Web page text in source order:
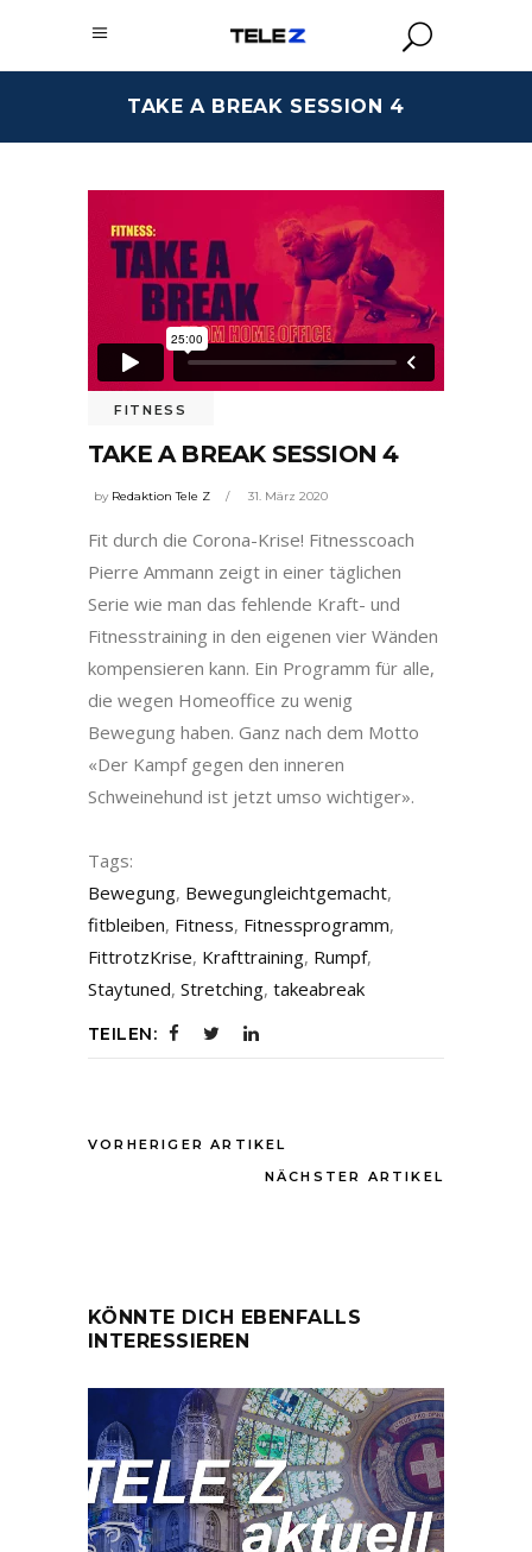
TAKE A BREAK SESSION 4
FITNESS
TAKE A BREAK SESSION 4
by Redaktion Tele Z 31. März 2020
Fit durch die Corona-Krise! Fitnesscoach
Pierre Ammann zeigt in einer täglichen
Serie wie man das fehlende Kraft- und
Fitnesstraining in den eigenen vier Wänden
kompensieren kann. Ein Programm für alle,
die wegen Homeoffice zu wenig
Bewegung haben. Ganz nach dem Motto
«Der Kampf gegen den inneren
Schweinehund ist jetzt umso wichtiger».
Tags:
Bewegung, Bewegungleichtgemacht,
fitbleiben, Fitness, Fitnessprogramm,
FittrotzKrise, Krafttraining, Rumpf,
Staytuned, Stretching, takeabreak
TEILEN:
VORHERIGER ARTIKEL
NÄCHSTER ARTIKEL
KÖNNTE DICH EBENFALLS
INTERESSIEREN